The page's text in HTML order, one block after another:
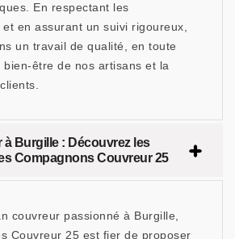
En respectant les
en assurant un suivi rigoureux,
un travail de qualité, en toute
être de nos artisans et la
Burgille : Découvrez les
Compagnons Couvreur 25
couvreur passionné à Burgille,
Couvreur 25 est fier de proposer